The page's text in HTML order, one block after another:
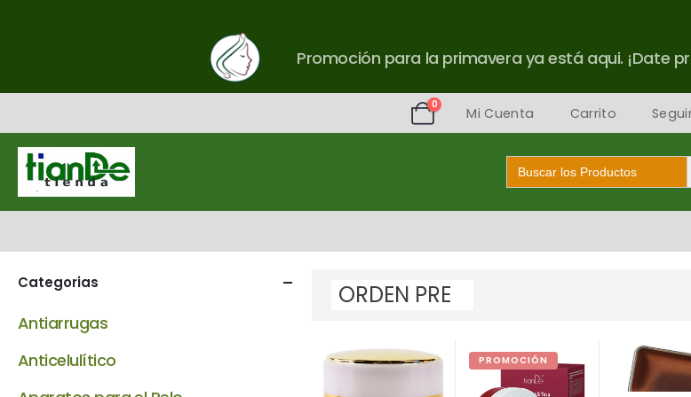
Promoción para la primavera ya está aqui. ¡Date
0
Mi Cuenta Carrito
Buscar:
PROMOCIÓN
Categorias
Antiarrugas
Anticelulítico